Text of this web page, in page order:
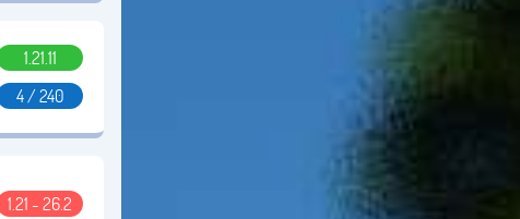
1.21.11
4 / 240
1.21 - 26.2